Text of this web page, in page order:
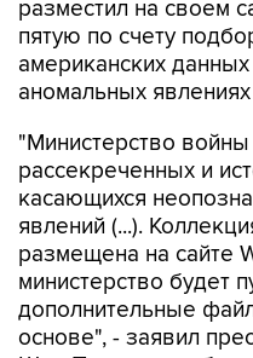
американских
аномальных явлениях
"Министерство войны
касающихся
явлений (...).
размещена на сайте
министерство будет
дополнительные
основе", - заявил
Шон Парнелл,
работа над